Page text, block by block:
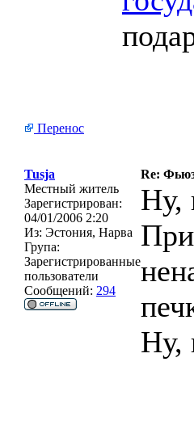
Перенос
Tusja
Re:
Местный житель
Зарегистрирован:
04/01/2006 2:20
Из: Эстония, Нарва
Група:
Зарегистрированные
пользователи
Сообщений: 294
Ну,
Ну,